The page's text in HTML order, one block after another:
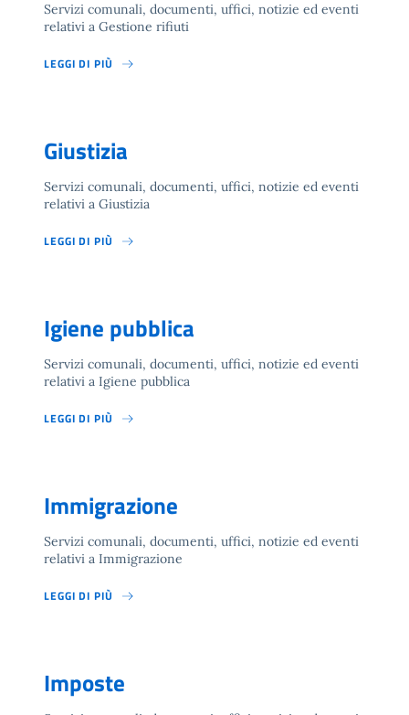
Servizi comunali, documenti, uffici, notizie ed eventi
relativi a Gestione rifiuti
LEGGI DI PIÙ
Giustizia
Servizi comunali, documenti, uffici, notizie ed eventi
relativi a Giustizia
LEGGI DI PIÙ
Igiene pubblica
Servizi comunali, documenti, uffici, notizie ed eventi
relativi a Igiene pubblica
LEGGI DI PIÙ
Immigrazione
Servizi comunali, documenti, uffici, notizie ed eventi
relativi a Immigrazione
LEGGI DI PIÙ
Imposte